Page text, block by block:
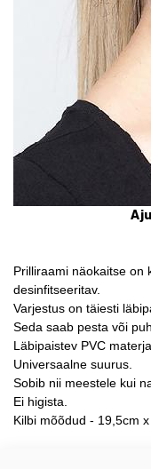
Prilliraami näokaitse on
desinfitseeritav.
Varjestus on täiesti
Seda saab pesta või
Läbipaistev PVC
Universaalne suurus.
Sobib nii meestele kui
Ei higista.
Kilbi mõõdud - 19,5cm